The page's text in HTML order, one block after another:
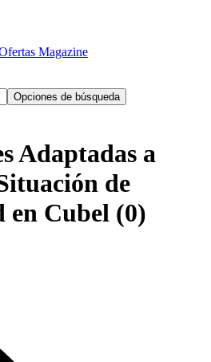
Magazine
Opciones de búsqueda
Adaptadas a
de
en Cubel (0)